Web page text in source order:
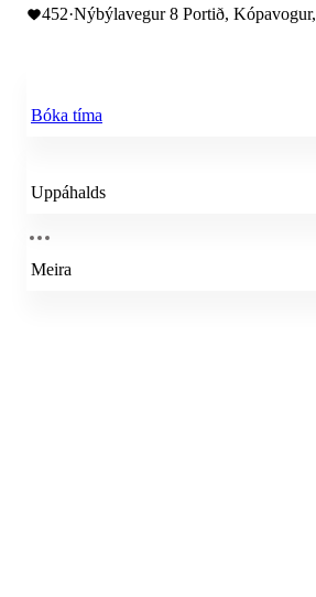
452·Nýbýlavegur 8 Portið, Kópavogur,
Bóka tíma
Uppáhalds
Meira